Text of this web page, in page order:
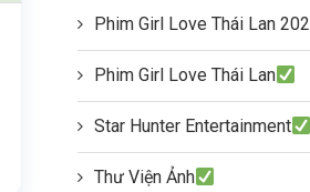
Phim Girl Love Thái Lan
Phim Girl Love Thái Lan
Star Hunter Entertainment
Thư Viện Ảnh